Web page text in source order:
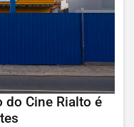
Cine Rialto é